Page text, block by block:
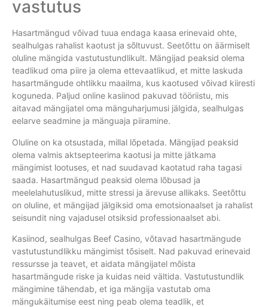
vastutus
Hasartmängud võivad tuua endaga kaasa erinevaid ohte,
sealhulgas rahalist kaotust ja sõltuvust. Seetõttu on äärmiselt
oluline mängida vastutustundlikult. Mängijad peaksid olema
teadlikud oma piire ja olema ettevaatlikud, et mitte laskuda
hasartmängude ohtlikku maailma, kus kaotused võivad kiiresti
koguneda. Paljud online kasiinod pakuvad tööriistu, mis
aitavad mängijatel oma mänguharjumusi jälgida, sealhulgas
eelarve seadmine ja mänguaja piiramine.
Oluline on ka otsustada, millal lõpetada. Mängijad peaksid
olema valmis aktsepteerima kaotusi ja mitte jätkama
mängimist lootuses, et nad suudavad kaotatud raha tagasi
saada. Hasartmängud peaksid olema lõbusad ja
meelelahutuslikud, mitte stressi ja ärevuse allikaks. Seetõttu
on oluline, et mängijad jälgiksid oma emotsionaalset ja rahalist
seisundit ning vajadusel otsiksid professionaalset abi.
Kasiinod, sealhulgas Beef Casino, võtavad hasartmängude
vastutustundlikku mängimist tõsiselt. Nad pakuvad erinevaid
ressursse ja teavet, et aidata mängijatel mõista
hasartmängude riske ja kuidas neid vältida. Vastutustundlik
mängimine tähendab, et iga mängija vastutab oma
mängukäitumise eest ning peab olema teadlik, et